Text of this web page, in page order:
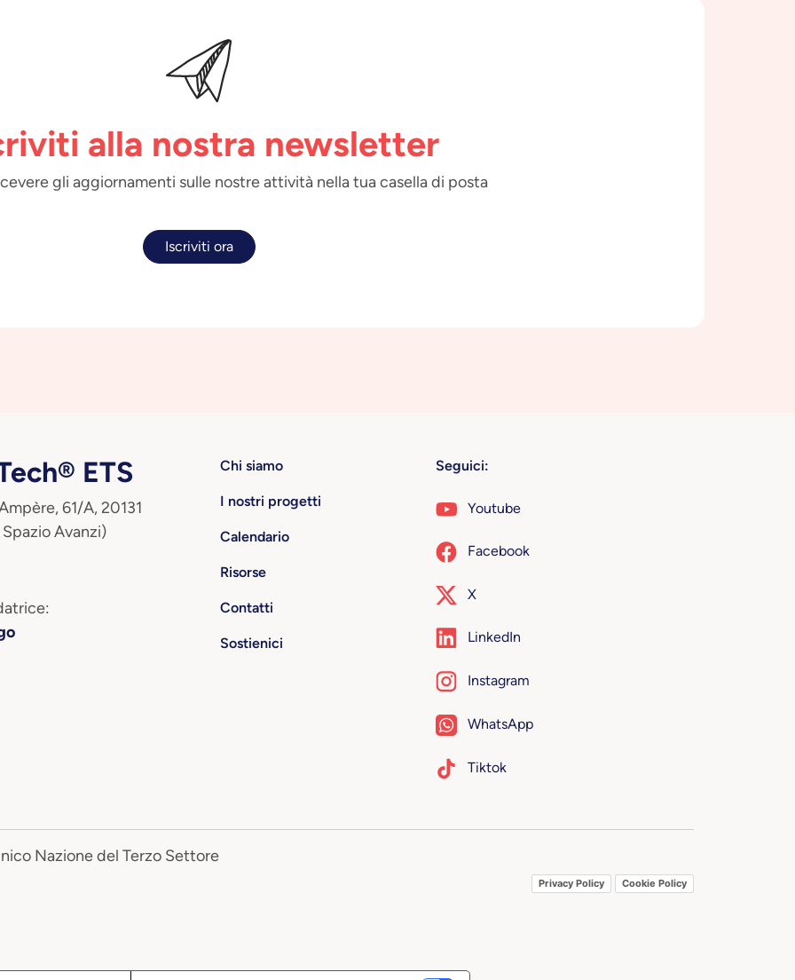
alla nostra newsletter
gli aggiornamenti sulle nostre attività nella tua casella di posta
Iscriviti ora
ETS
61/A, 20131
Avanzi)
Chi siamo
I nostri progetti
Calendario
Risorse
Contatti
Sostienici
Seguici:
Youtube
Facebook
X
LinkedIn
Instagram
WhatsApp
Tiktok
Nazione del Terzo Settore
Privacy Policy Cookie Policy